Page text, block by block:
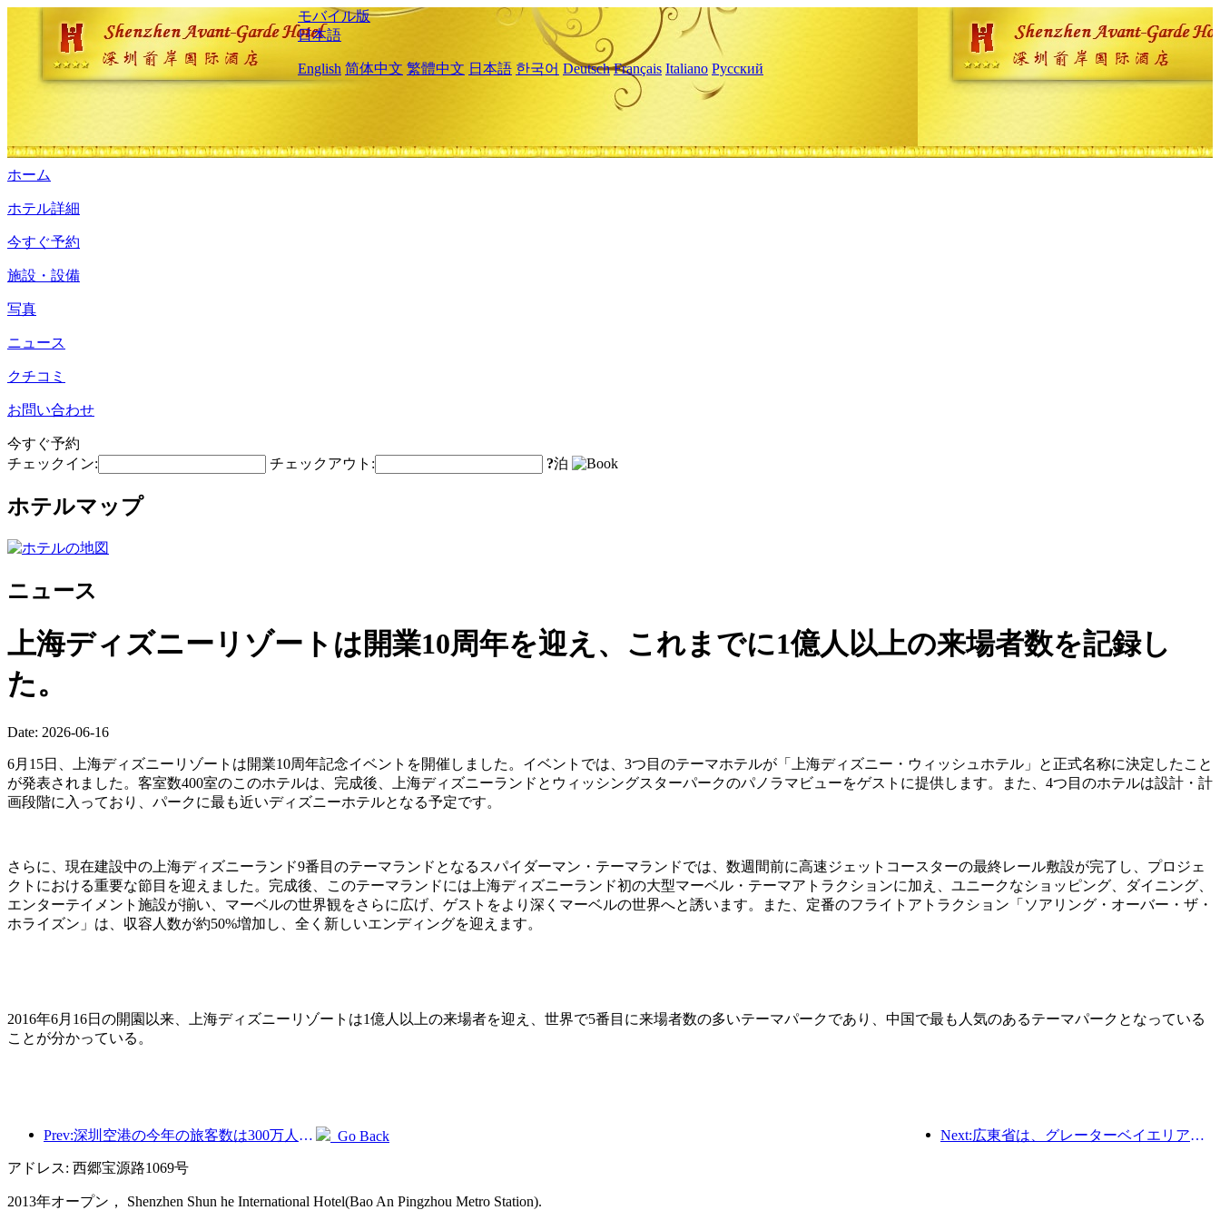
モバイル版
日本語
English 简体中文 繁體中文 日本語 한국어 Deutsch Français Italiano Русский
ホーム
ホテル詳細
今すぐ予約
施設・設備
写真
ニュース
クチコミ
お問い合わせ
今すぐ予約
チェックイン:
チェックアウト: ?泊
ホテルマップ
ニュース
上海ディズニーリゾートは開業10周年を迎え、これまでに1億人以上の来場者数を記録し
た。
Date: 2026-06-16
6月15日、上海ディズニーリゾートは開業10周年記念イベントを開催しました。イベントでは、3つ目のテーマホテルが「上海ディズニー・ウィッシュホテル」と正式名称に決定したこと
が発表されました。客室数400室のこのホテルは、完成後、上海ディズニーランドとウィッシングスターパークのパノラマビューをゲストに提供します。また、4つ目のホテルは設計・計
画段階に入っており、パークに最も近いディズニーホテルとなる予定です。
さらに、現在建設中の上海ディズニーランド9番目のテーマランドとなるスパイダーマン・テーマランドでは、数週間前に高速ジェットコースターの最終レール敷設が完了し、プロジェ
クトにおける重要な節目を迎えました。完成後、このテーマランドには上海ディズニーランド初の大型マーベル・テーマアトラクションに加え、ユニークなショッピング、ダイニング、
エンターテイメント施設が揃い、マーベルの世界観をさらに広げ、ゲストをより深くマーベルの世界へと誘います。また、定番のフライトアトラクション「ソアリング・オーバー・ザ・
ホライズン」は、収容人数が約50%増加し、全く新しいエンディングを迎えます。
2016年6月16日の開園以来、上海ディズニーリゾートは1億人以上の来場者を迎え、世界で5番目に来場者数の多いテーマパークであり、中国で最も人気のあるテーマパークとなっている
ことが分かっている。
Prev:深圳空港の今年の旅客数は300万人を超え、同期間の新記録を樹立した。 Next:広東省は、グレーターベイエリアを世界クラスの観光地にするためのサービス産業能力拡大計画を発表した。
Go Back
アドレス: 西郷宝源路1069号
2013年オープン， Shenzhen Shun he International Hotel(Bao An Pingzhou Metro Station).